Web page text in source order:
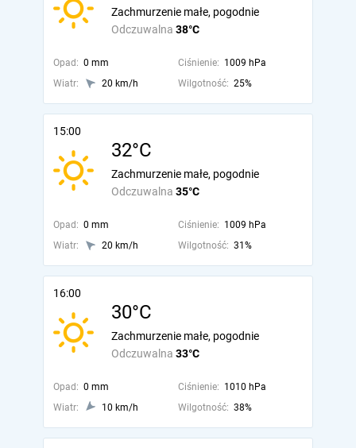
Odczuwalna 38°C
Zachmurzenie małe, pogodnie
Opad: 0 mm Ciśnienie: 1009 hPa
Wiatr:
20 km/h Wilgotność: 25%
15:00
32°C
Odczuwalna 35°C
Zachmurzenie małe, pogodnie
Opad: 0 mm Ciśnienie: 1009 hPa
Wiatr:
20 km/h Wilgotność: 31%
16:00
30°C
Odczuwalna 33°C
Zachmurzenie małe, pogodnie
Opad: 0 mm Ciśnienie: 1010 hPa
Wiatr:
10 km/h Wilgotność: 38%